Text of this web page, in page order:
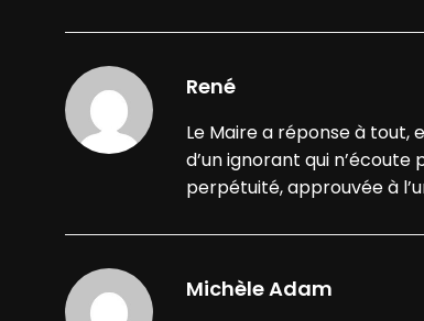
René
Le Maire a réponse à
d’un ignorant qui
perpétuité, approuvée à
Michèle Adam